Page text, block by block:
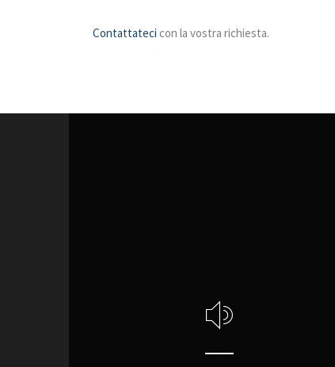
Contattateci con la vostra richiesta.